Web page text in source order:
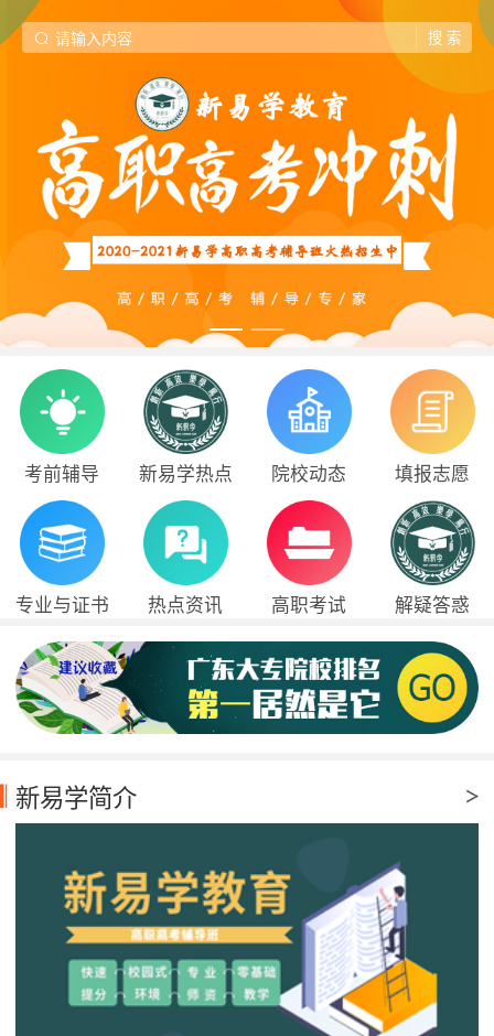
考前辅导 新易学热点 院校动态 填报志愿
专业与证书 热点资讯 高职考试 解疑答惑
新易学简介